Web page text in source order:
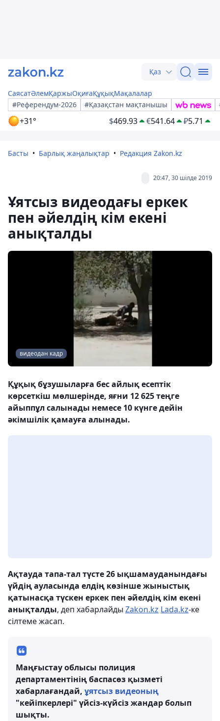
Қаз
СаясатӘлемҚаржыОқиғаҚұқықМақалалар
#Референдум-2026
#Қазақстан мақтанышы
+31° $469.93 €541.64 ₽5.71
Басты Барлық жаңалықтар Редакция Zakon.kz
20:47, 30 шілде 2019
Ұятсыз видеодағы еркек
пен әйелдің кім екені
анықталды
видеодан кадр
Құқық бұзушыларға бес айлық есептік
көрсеткіш мөлшерінде, яғни 12 625 теңге
айыппұл салынады немесе 10 күнге дейін
әкімшілік қамауға алынады.
Ақтауда тапа-тал түсте 26 ықшамауданындағы
үйдің ауласында елдің көзінше жыныстық
қатынасқа түскен еркек пен әйелдің кім екені
анықталды, деп хабарлайды Zakon.kz Lada.kz-ке
сілтеме жасап.
Маңғыстау облысы полиция
департаментінің баспасөз қызметі
хабарлағандай, ұятсыз видеоның
"кейіпкерлері" үйсіз-күйсіз жандар болып
шықты.